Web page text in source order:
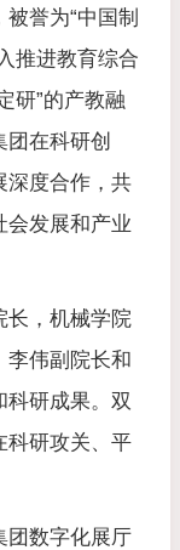
誉为“中国制
推进教育综合
研”的产教融
在科研创
深度合作，共
会发展和产业
长，机械学院
李伟副院长和
科研成果。双
科研攻关、平
团数字化展厅